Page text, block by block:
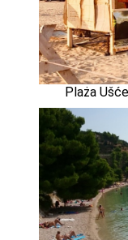
Plaża